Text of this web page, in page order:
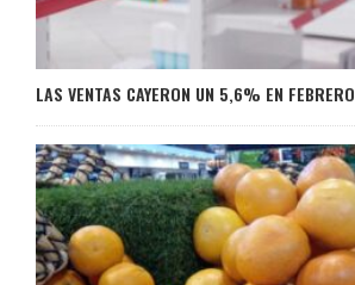
LAS VENTAS CAYERON UN 5,6% EN FEBRERO